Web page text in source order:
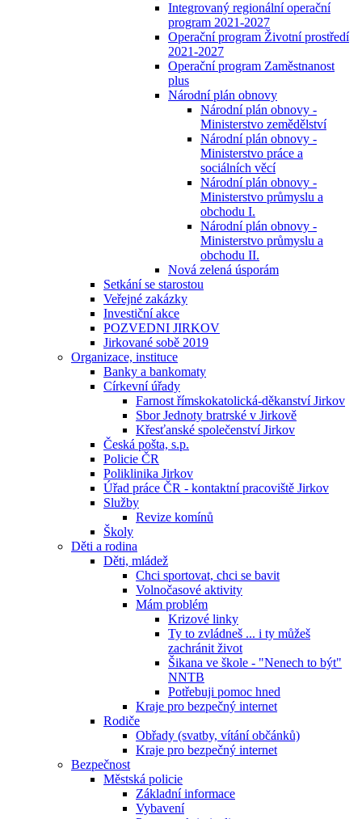
Integrovaný regionální operační
program 2021-2027
Operační program Životní prostředí
2021-2027
Operační program Zaměstnanost
plus
Národní plán obnovy
Národní plán obnovy -
Ministerstvo zemědělství
Národní plán obnovy -
Ministerstvo práce a
sociálních věcí
Národní plán obnovy -
Ministerstvo průmyslu a
obchodu I.
Národní plán obnovy -
Ministerstvo průmyslu a
obchodu II.
Nová zelená úsporám
Setkání se starostou
Veřejné zakázky
Investiční akce
POZVEDNI JIRKOV
Jirkované sobě 2019
Organizace, instituce
Banky a bankomaty
Církevní úřady
Farnost římskokatolická-děkanství Jirkov
Sbor Jednoty bratrské v Jirkově
Křesťanské společenství Jirkov
Česká pošta, s.p.
Policie ČR
Poliklinika Jirkov
Úřad práce ČR - kontaktní pracoviště Jirkov
Služby
Revize komínů
Školy
Děti a rodina
Děti, mládež
Chci sportovat, chci se bavit
Volnočasové aktivity
Mám problém
Krizové linky
Ty to zvládneš ... i ty můžeš
zachránit život
Šikana ve škole - "Nenech to být"
NNTB
Potřebuji pomoc hned
Kraje pro bezpečný internet
Rodiče
Obřady (svatby, vítání občánků)
Kraje pro bezpečný internet
Bezpečnost
Městská policie
Základní informace
Vybavení